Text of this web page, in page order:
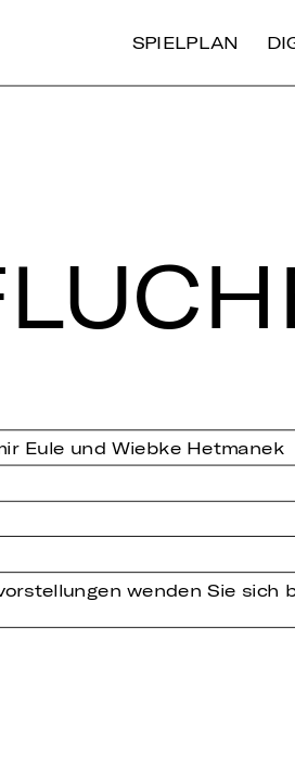
SPIELPLAN
Eule und Wiebke Hetmanek
wenden Sie